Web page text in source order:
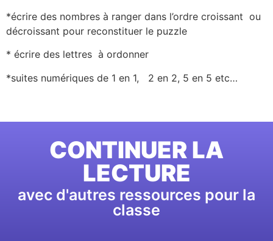
*écrire des nombres à ranger dans l’ordre croissant ou
décroissant pour reconstituer le puzzle
* écrire des lettres à ordonner
*suites numériques de 1 en 1, 2 en 2, 5 en 5 etc…
CONTINUER LA
LECTURE
avec d'autres ressources pour la
classe